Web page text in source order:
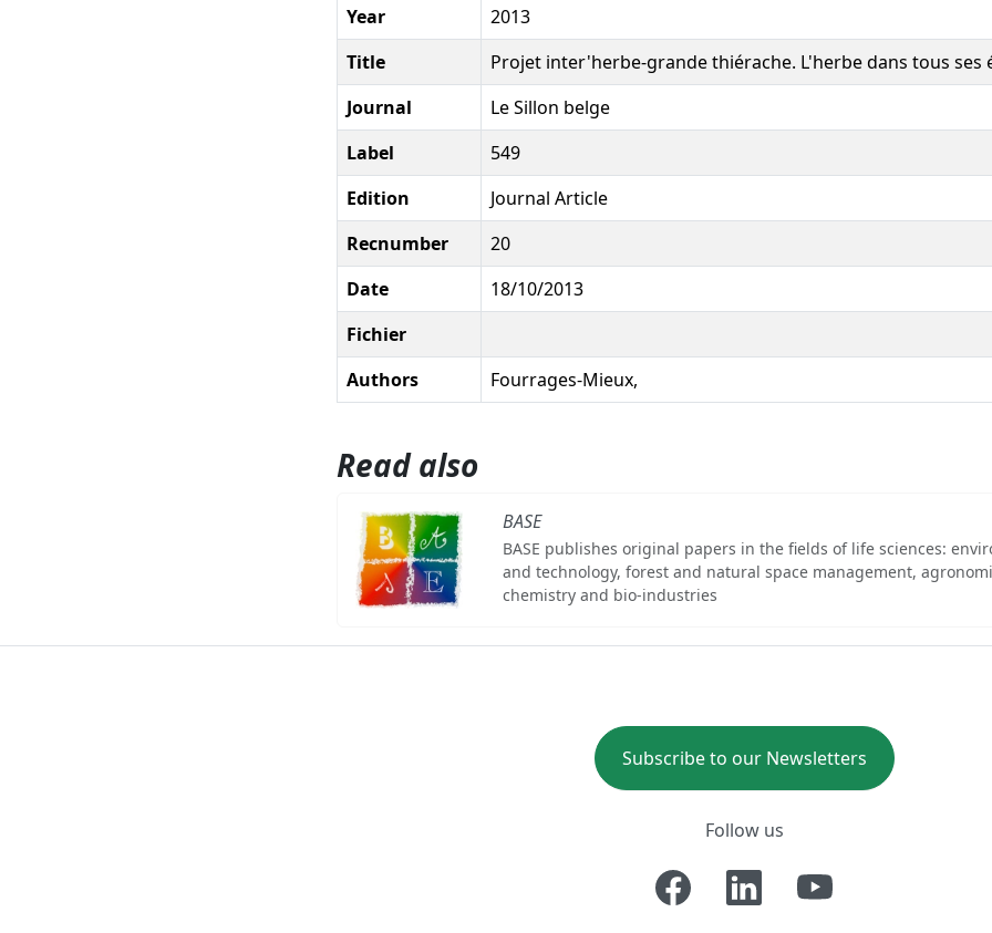
Year
2013
Title
Projet inter'herbe-grande thiérache. L'herbe dans tous ses
Journal
Le Sillon belge
Label
549
Edition
Journal Article
Recnumber
20
Date
18/10/2013
Fichier
Authors
Fourrages-Mieux,
Read also
BASE
BASE publishes original papers in the fields of life sciences:
and technology, forest and natural space management,
chemistry and bio-industries
Subscribe to our Newsletters
Follow us